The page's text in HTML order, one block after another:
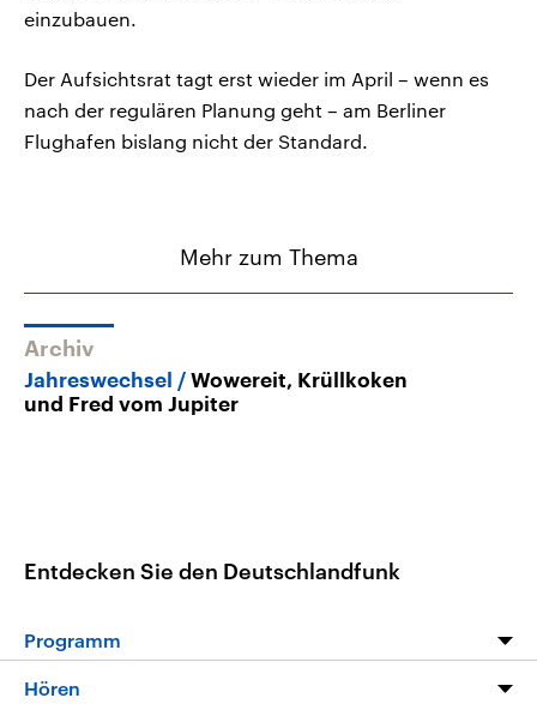
einzubauen.
Der Aufsichtsrat tagt erst wieder im April – wenn es
nach der regulären Planung geht – am Berliner
Flughafen bislang nicht der Standard.
Mehr zum Thema
Archiv
Jahreswechsel
Wowereit, Krüllkoken
und Fred vom Jupiter
Entdecken Sie den Deutschlandfunk
Programm
Programm
Hören